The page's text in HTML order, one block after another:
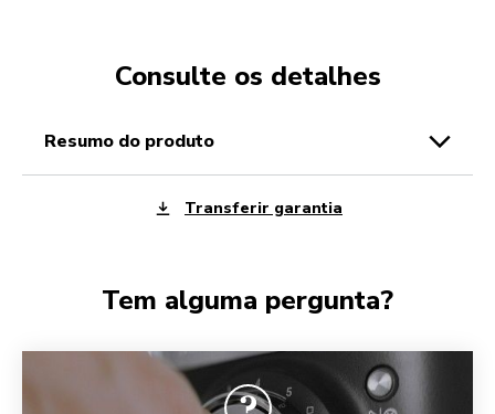
Consulte os detalhes
resumo do produto
Transferir garantia
Tem alguma pergunta?